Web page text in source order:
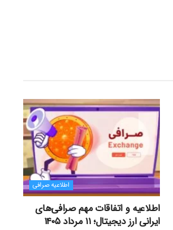
اطلاعیه صرافی
اطلاعیه و اتفاقات مهم صرافی‌های
ایرانی ارز دیجیتال؛ ۱۱ مرداد ۱۴۰۵